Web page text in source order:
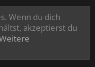
Wenn du dich
akzeptierst du